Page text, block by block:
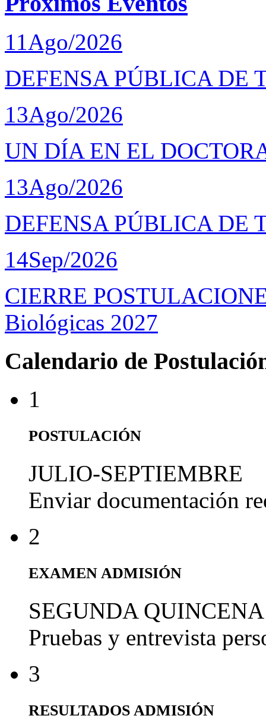
11Ago/2026
DEFENSA PÚBLICA DE
13Ago/2026
UN DÍA EN EL
13Ago/2026
DEFENSA PÚBLICA DE
14Sep/2026
CIERRE
Biológicas 2027
Calendario de
1
POSTULACIÓN
JULIO-SEPTIEMBRE
Enviar documentación
2
EXAMEN ADMISIÓN
SEGUNDA
Pruebas y entrevista
3
RESULTADOS ADMISIÓN